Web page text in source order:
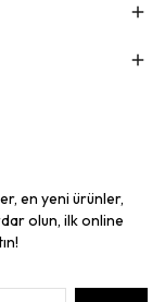
en yeni ürünler,
olun, ilk online